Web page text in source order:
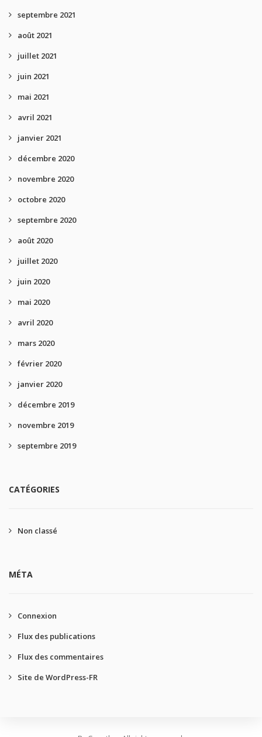
septembre 2021
août 2021
juillet 2021
juin 2021
mai 2021
avril 2021
janvier 2021
décembre 2020
novembre 2020
octobre 2020
septembre 2020
août 2020
juillet 2020
juin 2020
mai 2020
avril 2020
mars 2020
février 2020
janvier 2020
décembre 2019
novembre 2019
septembre 2019
CATÉGORIES
Non classé
MÉTA
Connexion
Flux des publications
Flux des commentaires
Site de WordPress-FR